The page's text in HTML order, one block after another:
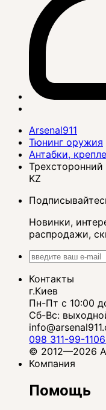
Arsenal911
Тюнинг оружия
Антабки,
KZ
Новинки,
распродажи,
Контакты
г.Киев
Пн-Пт с 10:00
Сб-Вс:
098 311-99-11
© 2012—2026
Компания
Помощь